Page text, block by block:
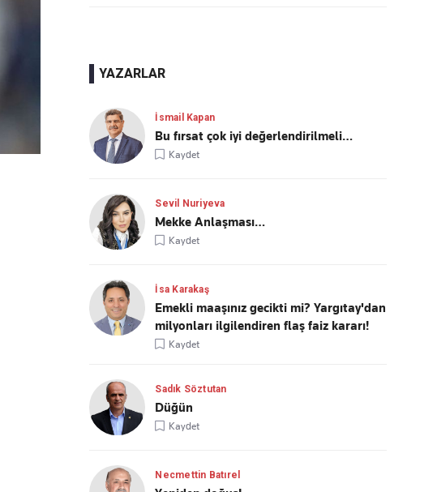
YAZARLAR
İsmail Kapan
Bu fırsat çok iyi değerlendirilmeli…
Kaydet
Sevil Nuriyeva
Mekke Anlaşması…
Kaydet
İsa Karakaş
Emekli maaşınız gecikti mi? Yargıtay'dan
milyonları ilgilendiren flaş faiz kararı!
Kaydet
Sadık Söztutan
Düğün
Kaydet
Necmettin Batırel